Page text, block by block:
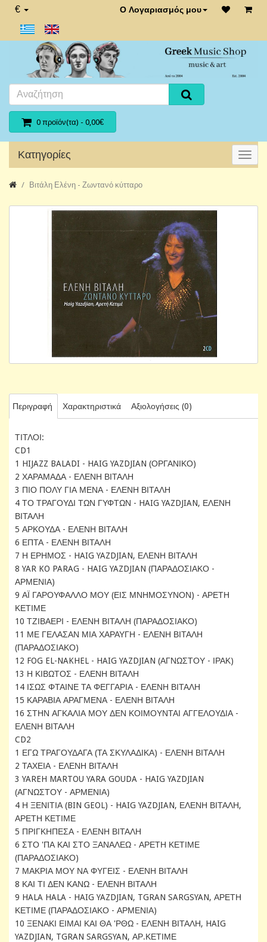
€ Ο Λογαριασμός μου
0 προϊόν(τα) - 0,00€
Κατηγορίες
Βιτάλη Ελένη - Ζωντανό κύτταρο
Περιγραφή Χαρακτηριστικά Αξιολογήσεις (0)
ΤΙΤΛΟΙ:
CD1
1 HIJAZZ BALADI - HAIG YAZDJIAN (ΟΡΓΑΝΙΚΟ)
2 ΧΑΡΑΜΑΔΑ - ΕΛΕΝΗ ΒΙΤΑΛΗ
3 ΠΙΟ ΠΟΛΥ ΓΙΑ ΜΕΝΑ - ΕΛΕΝΗ ΒΙΤΑΛΗ
4 ΤΟ ΤΡΑΓΟΥΔΙ ΤΩΝ ΓΥΦΤΩΝ - HAIG YAZDJIAN, ΕΛΕΝΗ
ΒΙΤΑΛΗ
5 ΑΡΚΟΥΔΑ - ΕΛΕΝΗ ΒΙΤΑΛΗ
6 ΕΠΤΑ - ΕΛΕΝΗ ΒΙΤΑΛΗ
7 Η ΕΡΗΜΟΣ - HAIG YAZDJIAN, ΕΛΕΝΗ ΒΙΤΑΛΗ
8 YAR KO PARAG - HAIG YAZDJIAN (ΠΑΡΑΔΟΣΙΑΚΟ -
ΑΡΜΕΝΙΑ)
9 ΑΪ ΓΑΡΟΥΦΑΛΛΟ ΜΟΥ (ΕΙΣ ΜΝΗΜΟΣΥΝΟΝ) - ΑΡΕΤΗ
ΚΕΤΙΜΕ
10 ΤΖΙΒΑΕΡΙ - ΕΛΕΝΗ ΒΙΤΑΛΗ (ΠΑΡΑΔΟΣΙΑΚΟ)
11 ΜΕ ΓΕΛΑΣΑΝ ΜΙΑ ΧΑΡΑΥΓΗ - ΕΛΕΝΗ ΒΙΤΑΛΗ
(ΠΑΡΑΔΟΣΙΑΚΟ)
12 FOG EL-NAKHEL - HAIG YAZDJIAN (ΑΓΝΩΣΤΟΥ - ΙΡΑΚ)
13 Η ΚΙΒΩΤΟΣ - ΕΛΕΝΗ ΒΙΤΑΛΗ
14 ΙΣΩΣ ΦΤΑΙΝΕ ΤΑ ΦΕΓΓΑΡΙΑ - ΕΛΕΝΗ ΒΙΤΑΛΗ
15 ΚΑΡΑΒΙΑ ΑΡΑΓΜΕΝΑ - ΕΛΕΝΗ ΒΙΤΑΛΗ
16 ΣΤΗΝ ΑΓΚΑΛΙΑ ΜΟΥ ΔΕΝ ΚΟΙΜΟΥΝΤΑΙ ΑΓΓΕΛΟΥΔΙΑ -
ΕΛΕΝΗ ΒΙΤΑΛΗ
CD2
1 ΕΓΩ ΤΡΑΓΟΥΔΑΓΑ (ΤΑ ΣΚΥΛΑΔΙΚΑ) - ΕΛΕΝΗ ΒΙΤΑΛΗ
2 ΤΑΧΕΙΑ - ΕΛΕΝΗ ΒΙΤΑΛΗ
3 YAREH MARTOU YARA GOUDA - HAIG YAZDJIAN
(ΑΓΝΩΣΤΟΥ - ΑΡΜΕΝΙΑ)
4 Η ΞΕΝΙΤΙΑ (BIN GEOL) - HAIG YAZDJIAN, ΕΛΕΝΗ ΒΙΤΑΛΗ,
ΑΡΕΤΗ ΚΕΤΙΜΕ
5 ΠΡΙΓΚΗΠΕΣΑ - ΕΛΕΝΗ ΒΙΤΑΛΗ
6 ΣΤΟ 'ΠΑ ΚΑΙ ΣΤΟ ΞΑΝΑΛΕΩ - ΑΡΕΤΗ ΚΕΤΙΜΕ
(ΠΑΡΑΔΟΣΙΑΚΟ)
7 ΜΑΚΡΙΑ ΜΟΥ ΝΑ ΦΥΓΕΙΣ - ΕΛΕΝΗ ΒΙΤΑΛΗ
8 ΚΑΙ ΤΙ ΔΕΝ ΚΑΝΩ - ΕΛΕΝΗ ΒΙΤΑΛΗ
9 HALA HALA - HAIG YAZDJIAN, TGRAN SARGSYAN, ΑΡΕΤΗ
ΚΕΤΙΜΕ (ΠΑΡΑΔΟΣΙΑΚΟ - ΑΡΜΕΝΙΑ)
10 ΞΕΝΑΚΙ ΕΙΜΑΙ ΚΑΙ ΘΑ 'ΡΘΩ - ΕΛΕΝΗ ΒΙΤΑΛΗ, HAIG
YAZDJIAN, TGRAN SARGSYAN, ΑΡ.ΚΕΤΙΜΕ